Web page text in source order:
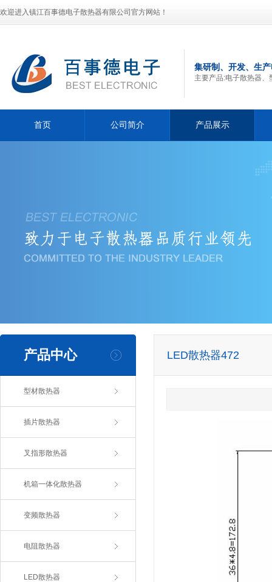
欢迎进入镇江百事德电子散热器有限公司官方网站！
集研制、开发、生
主要产品:电子散热器
首页 公司简介 产品展示
产品中心
型材散热器
插片散热器
叉指形散热器
机箱一体化散热器
变频散热器
电阻散热器
LED散热器
LED散热器472